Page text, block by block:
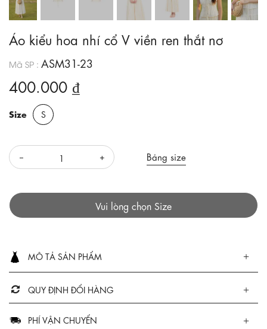
Áo kiểu hoa nhí cổ V viền ren thắt nơ
Mã SP : ASM31-23
400.000 ₫
Size S
Bảng size
Vui lòng chọn Size
MÔ TẢ SẢN PHẨM
QUY ĐỊNH ĐỔI HÀNG
PHÍ VẬN CHUYỂN